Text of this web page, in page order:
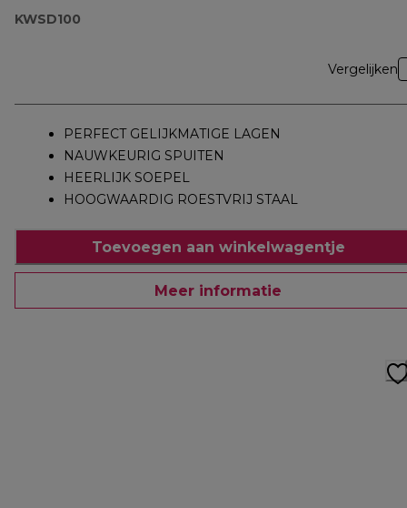
KWSD100
Vergelijken
PERFECT GELIJKMATIGE LAGEN
NAUWKEURIG SPUITEN
HEERLIJK SOEPEL
HOOGWAARDIG ROESTVRIJ STAAL
Toevoegen aan winkelwagentje
Meer informatie